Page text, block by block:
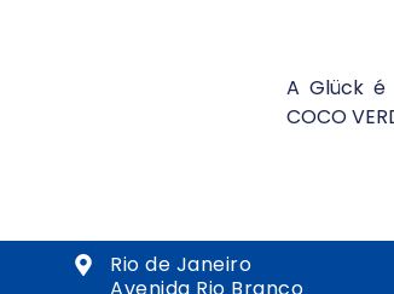
A Glück é
COCO
Rio de Janeiro
Avenida Rio Branco